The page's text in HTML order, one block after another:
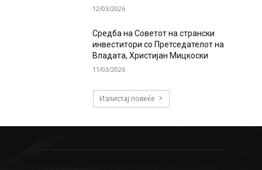
12/03/2026
Средба на Советот на странски
инвеститори со Претседателот на
Владата, Христијан Мицкоски
11/03/2026
Излистај повеќе